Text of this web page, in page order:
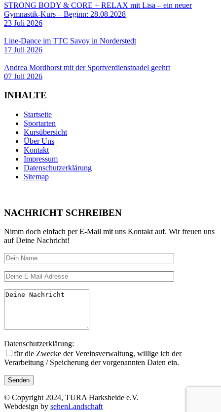
STRONG BODY & CORE + RELAX mit Lisa – ein neuer
Gymnastik-Kurs – Beginn: 28.08.2028
23 Juli 2026
Line-Dance im TTC Savoy in Norderstedt
17 Juli 2026
Andrea Mordhorst mit der Sportverdienstnadel geehrt
07 Juli 2026
INHALTE
Startseite
Sportarten
Kursübersicht
Über Uns
Kontakt
Impressum
Datenschutzerklärung
Sitemap
NACHRICHT SCHREIBEN
Nimm doch einfach per E-Mail mit uns Kontakt auf. Wir freuen uns
auf Deine Nachricht!
Datenschutzerklärung:
für die Zwecke der Vereinsverwal­tung, willige ich der
Verarbeitung / Speicherung der vorgenannten Daten ein.
© Copyright 2024, TURA Harksheide e.V.
Webdesign by sehenLandschaft